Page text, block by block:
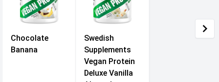
Chocolate
Banana
Swedish
Supplements
Vegan Protein
Deluxe Vanilla